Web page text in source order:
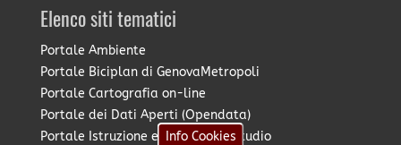
Elenco siti tematici
Portale Ambiente
Portale Biciplan di GenovaMetropoli
Portale Cartografia on-line
Portale dei Dati Aperti (Opendata)
Portale Istruzione e Diritto allo Studio
Info Cookies